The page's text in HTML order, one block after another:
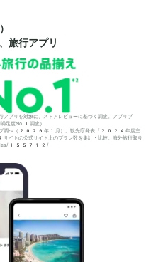
旅行アプリ
プリを対象に、ストアレビューに基づく調査。アプリブ
度No.1調査）
リブ調べ（2026年1月）。観光庁発表「2024年度主
イトの公式サイト上のプラン数を集計・比較。海外旅行取り
articles/155712/